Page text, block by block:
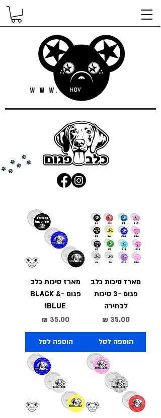
מארז סיכות כלב
פגום -3 סיכות
לבחירה
מחיר‏35.00 ‏₪
הוספה לסל
מארז סיכות כלב
פגום -BLACK &
BLUE!
מחיר‏35.00 ‏₪
הוספה לסל